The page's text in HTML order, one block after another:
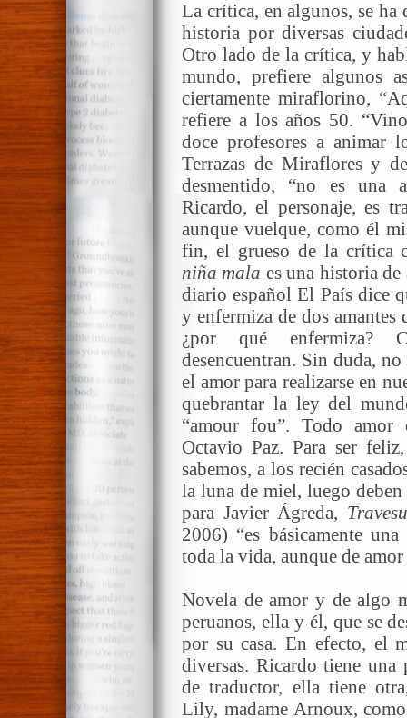
La crítica, en algunos, se ha
historia por diversas
Otro lado de la crítica, y
mundo, prefiere algunos
ciertamente miraflorino,
refiere a los años 50.
doce profesores a animar
Terrazas de Miraflores y
desmentido, “no es una
Ricardo, el personaje, es
aunque vuelque, como él
fin, el grueso de la crítica
niña mala es una historia
diario español El País dice
y enfermiza de dos amantes
¿por qué enfermiza?
desencuentran. Sin duda,
el amor para realizarse en
quebrantar la ley del
“amour fou”. Todo amor
Octavio Paz. Para ser
sabemos, a los recién
la luna de miel, luego
para Javier Ágreda,
2006) “es básicamente
toda la vida, aunque de
Novela de amor y de algo
peruanos, ella y él, que se
por su casa. En efecto, el
diversas. Ricardo tiene
de traductor, ella tiene
Lily, madame Arnoux,